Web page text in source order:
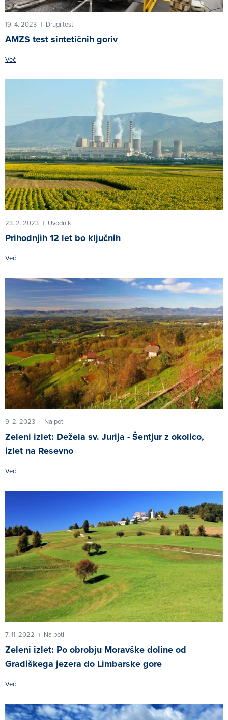
19. 4. 2023 | Drugi testi
AMZS test sintetičnih goriv
Več
23. 2. 2023 | Uvodnik
Prihodnjih 12 let bo ključnih
Več
9. 2. 2023 | Na poti
Zeleni izlet: Dežela sv. Jurija - Šentjur z okolico,
izlet na Resevno
Več
7. 11. 2022 | Na poti
Zeleni izlet: Po obrobju Moravške doline od
Gradiškega jezera do Limbarske gore
Več